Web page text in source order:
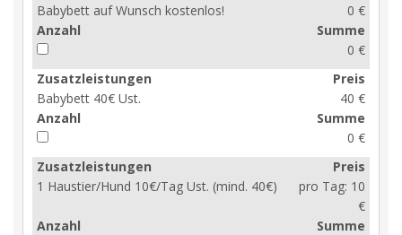
Babybett auf Wunsch kostenlos!
0 €
Anzahl
Summe
0 €
Zusatzleistungen
Babybett 40€ Ust.
Preis
40 €
Anzahl
Summe
0 €
Zusatzleistungen
1 Haustier/Hund 10€/Tag Ust. (mind. 40€)
Preis
pro Tag: 10
€
Anzahl
Summe